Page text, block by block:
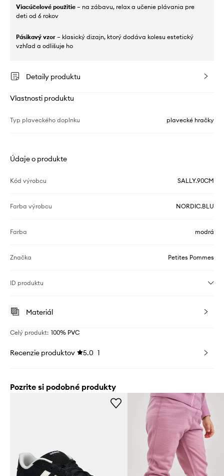
Viacúčelové použitie – na zábavu, relax a učenie plávania pre
deti od 6 rokov
Pásikavý vzor – klasický dizajn, ktorý dodáva kolesu estetický
vzhľad a odlišuje ho
Detaily produktu
Vlastnosti produktu
Typ plaveckého doplnku plavecké hračky
Údaje o produkte
Kód výrobcu SALLY.90CM
Farba výrobcu NORDIC.BLU
Farba modrá
Značka Petites Pommes
ID produktu
Materiál
Celý produkt: 100% PVC
Recenzie produktov 5.0 1
Pozrite si podobné produkty